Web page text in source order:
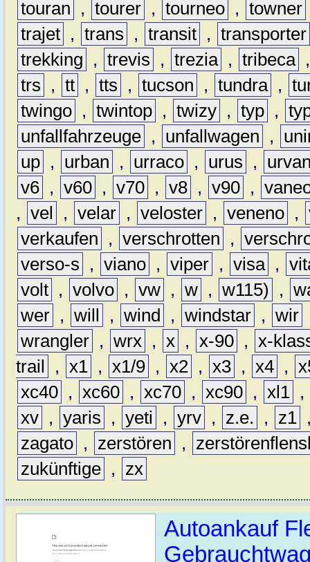
touran , tourer , tourneo , towner
trajet , trans , transit , transporter
trekking
, trevis , trezia , tribeca
trs
, tt , tts , tucson , tundra ,
twingo , twintop , twizy , typ ,
unfallfahrzeuge , unfallwagen ,
up , urban , urraco , urus ,
v6 , v60 , v70 , v8 , v90 ,
, vel , velar , veloster , veneno ,
verkaufen
, verschrotten ,
verso-s
, viano , viper , visa ,
volt , volvo , vw , w , w115) ,
wer , will , wind , windstar , wir
wrangler , wrx , x , x-90 , x-
trail
, x1 , x1/9 , x2 , x3 , x4 ,
xc40 , xc60 , xc70 , xc90 , xl1 ,
xv , yaris , yeti , yrv , z.e. , z1
zagato , zerstören ,
zukünftige , zx
Autoankauf